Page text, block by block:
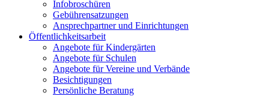
Infobroschüren
Gebührensatzungen
Ansprechpartner und Einrichtungen
Öffentlichkeitsarbeit
Angebote für Kindergärten
Angebote für Schulen
Angebote für Vereine und Verbände
Besichtigungen
Persönliche Beratung